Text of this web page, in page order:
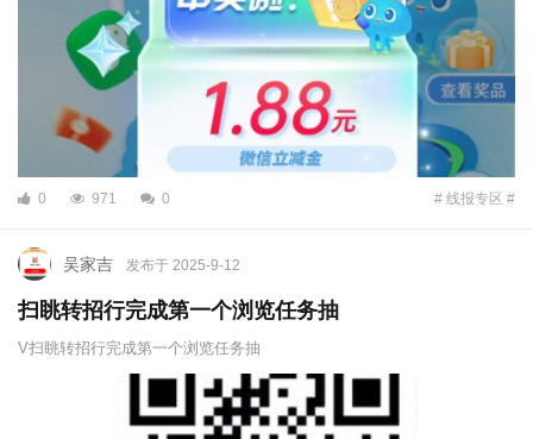
0 971 0 # 线报专区 #
吴家吉 发布于 2025-9-12
扫眺转招行完成第一个浏览任务抽
V扫眺转招行完成第一个浏览任务抽